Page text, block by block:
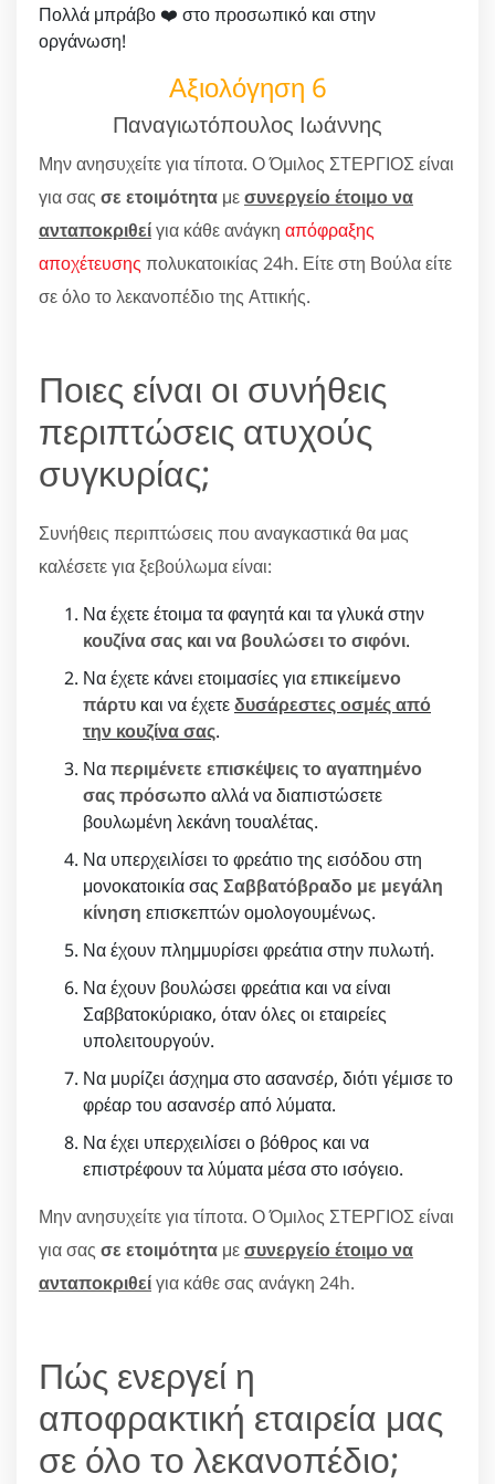
Πολλά μπράβο ❤️ στο προσωπικό και στην
οργάνωση!
Αξιολόγηση 6
Παναγιωτόπουλος Ιωάννης
Μην ανησυχείτε για τίποτα. Ο Όμιλος ΣΤΕΡΓΙΟΣ είναι
για σας σε ετοιμότητα μεσυνεργείο έτοιμο να
ανταποκριθείγια κάθε ανάγκη απόφραξης
αποχέτευσης πολυκατοικίας 24h. Είτε στη Βούλα είτε
σε όλο το λεκανοπέδιο της Αττικής.
Ποιες είναι οι συνήθεις
περιπτώσεις ατυχούς
συγκυρίας;
Συνήθεις περιπτώσεις που αναγκαστικά θα μας
καλέσετε για ξεβούλωμα είναι:
Να έχετε έτοιμα τα φαγητά και τα γλυκά στην
κουζίνα σας και να βουλώσει το σιφόνι.
Να έχετε κάνει ετοιμασίες γιαεπικείμενο
πάρτυ και να έχετεδυσάρεστες οσμές από
την κουζίνα σας.
Ναπεριμένετε επισκέψεις το αγαπημένο
σας πρόσωποαλλά να διαπιστώσετε
βουλωμένη λεκάνη τουαλέτας.
Να υπερχειλίσει το φρεάτιο της εισόδου στη
μονοκατοικία σας Σαββατόβραδο με μεγάλη
κίνηση επισκεπτών ομολογουμένως.
Να έχουν πλημμυρίσει φρεάτια στην πυλωτή.
Να έχουν βουλώσει φρεάτια και να είναι
Σαββατοκύριακο, όταν όλες οι εταιρείες
υπολειτουργούν.
Να μυρίζει άσχημα στο ασανσέρ, διότι γέμισε το
φρέαρ του ασανσέρ από λύματα.
Να έχει υπερχειλίσει ο βόθρος και να
επιστρέφουν τα λύματα μέσα στο ισόγειο.
Μην ανησυχείτε για τίποτα. Ο Όμιλος ΣΤΕΡΓΙΟΣ είναι
για σας σε ετοιμότητα μεσυνεργείο έτοιμο να
ανταποκριθείγια κάθε σας ανάγκη 24h.
Πώς ενεργεί η
αποφρακτική εταιρεία μας
σε όλο το λεκανοπέδιο;